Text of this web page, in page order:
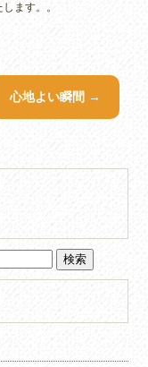
ます。。
心地よい瞬間 →